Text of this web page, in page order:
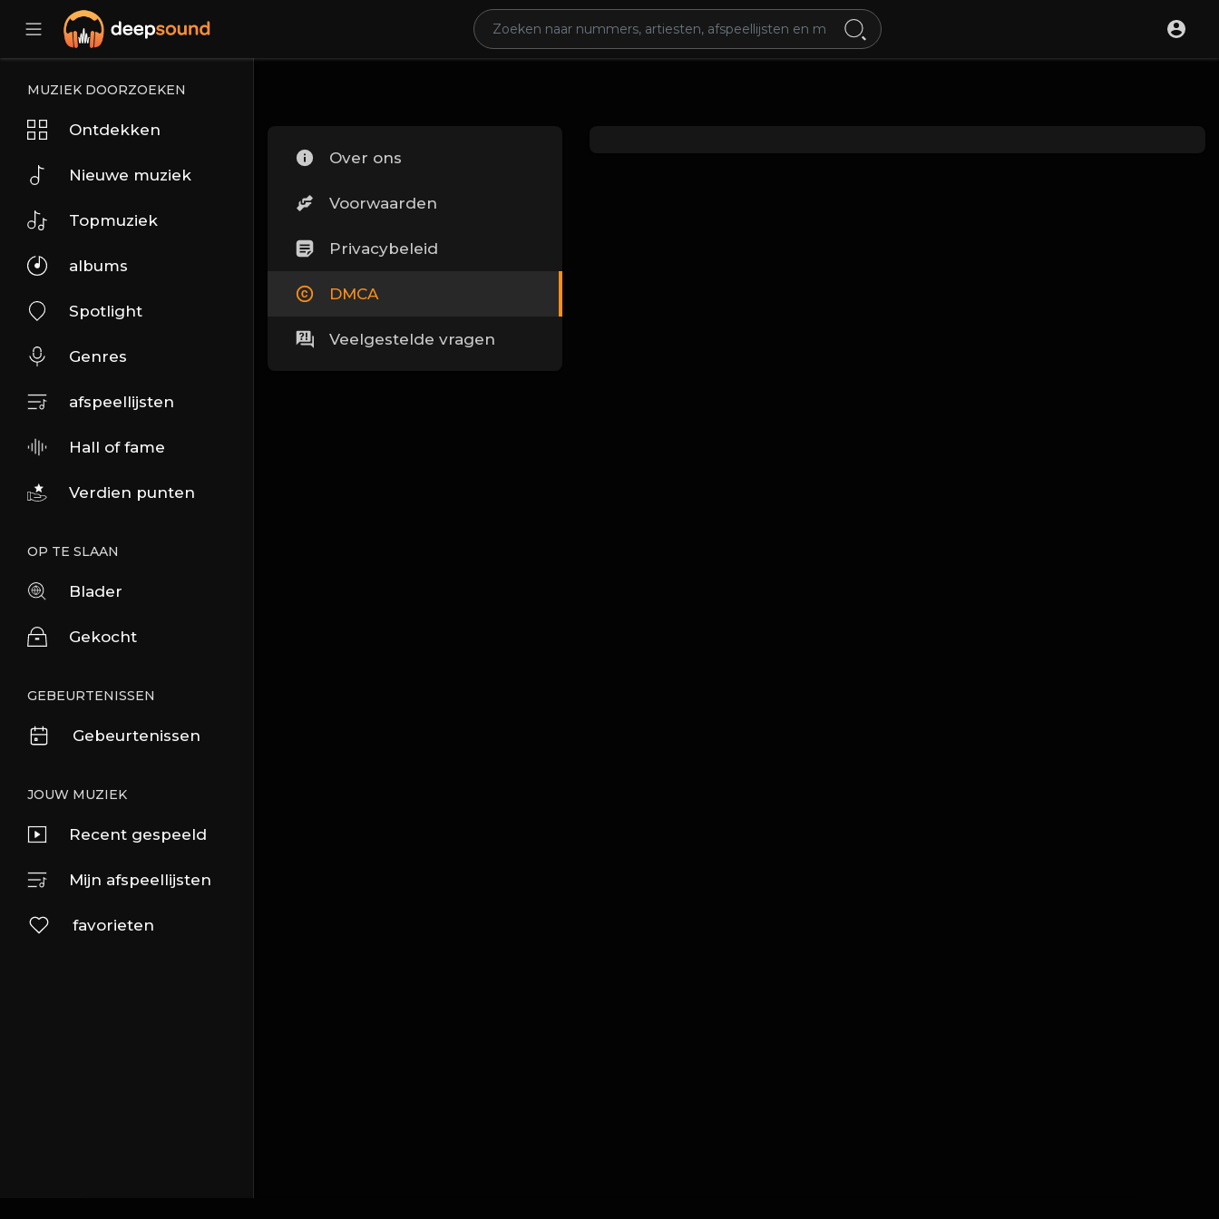
MUZIEK DOORZOEKEN
Ontdekken
Nieuwe muziek
Topmuziek
albums
Spotlight
Genres
afspeellijsten
Hall of fame
Verdien punten
OP TE SLAAN
Blader
Gekocht
GEBEURTENISSEN
Gebeurtenissen
JOUW MUZIEK
Recent gespeeld
Mijn afspeellijsten
favorieten
Over ons
Voorwaarden
Privacybeleid
DMCA
Veelgestelde vragen